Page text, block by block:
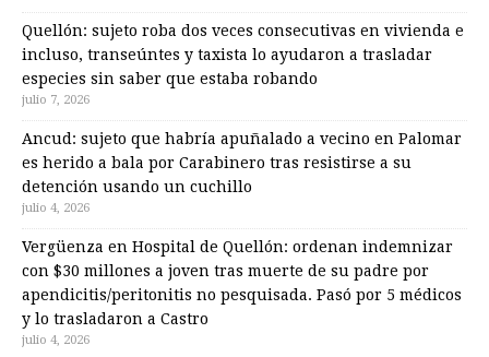
Quellón: sujeto roba dos veces consecutivas en vivienda e
incluso, transeúntes y taxista lo ayudaron a trasladar
especies sin saber que estaba robando
julio 7, 2026
Ancud: sujeto que habría apuñalado a vecino en Palomar
es herido a bala por Carabinero tras resistirse a su
detención usando un cuchillo
julio 4, 2026
Vergüenza en Hospital de Quellón: ordenan indemnizar
con $30 millones a joven tras muerte de su padre por
apendicitis/peritonitis no pesquisada. Pasó por 5 médicos
y lo trasladaron a Castro
julio 4, 2026